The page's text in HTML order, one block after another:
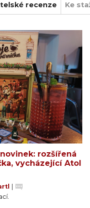
se stane hráč, který
různých druhů
jež si z
u táboráku,
dosáhne cíle
hráče.
a 2 vyplňovací
recenze Ke
rozšířená
vycházející Atol